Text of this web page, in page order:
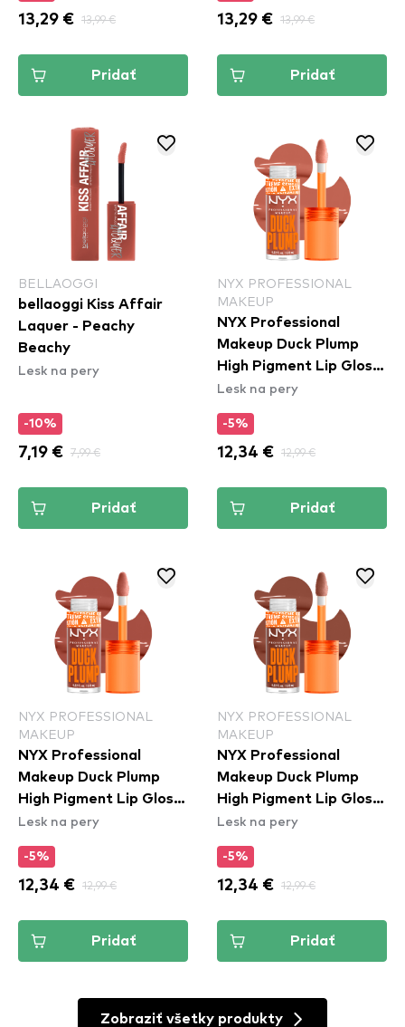
13,29 € 13,99 €
Pridať
13,29 € 13,99 €
Pridať
BELLAOGGI
bellaoggi Kiss Affair
Laquer - Peachy
Beachy
Lesk na pery
-10%
7,19 € 7,99 €
Pridať
NYX PROFESSIONAL
MAKEUP
NYX Professional
Makeup Duck Plump
High Pigment Lip Gloss
- Apri-Caught
Lesk na pery
-5%
12,34 € 12,99 €
Pridať
NYX PROFESSIONAL
MAKEUP
NYX Professional
Makeup Duck Plump
High Pigment Lip Gloss
- Brown Of Applause
Lesk na pery
-5%
12,34 € 12,99 €
Pridať
NYX PROFESSIONAL
MAKEUP
NYX Professional
Makeup Duck Plump
High Pigment Lip Gloss
- Mocha Me Crazy
Lesk na pery
-5%
12,34 € 12,99 €
Pridať
Zobraziť všetky produkty